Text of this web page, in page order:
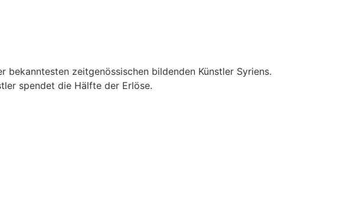
bekanntesten zeitgenössischen bildenden Künstler Syriens.
spendet die Hälfte der Erlöse.